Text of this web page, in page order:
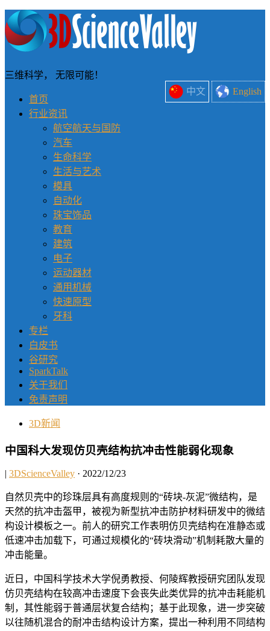
中文 English
三维科学， 无限可能！
首页
行业资讯
航空航天与国防
汽车
生命科学
生活与艺术
模具
自动化
珠宝饰品
教育
建筑
电子
运动器材
通用机械
快速原型
牙科
专栏
白皮书
谷研究
SparkTalk
关于我们
免责声明
3D新闻
中国科大发现仿贝壳结构抗冲击性能弱化现象
| 3DScienceValley · 2022/12/23
自然贝壳中的珍珠层具有高度规则的“砖块-灰泥”微结构，是
天然的抗冲击盔甲，被视为新型抗冲击防护材料研发中的微结
构设计模板之一。前人的研究工作表明仿贝壳结构在准静态或
低速冲击加载下，可通过规模化的“砖块滑动”机制耗散大量的
冲击能量。
近日，中国科学技术大学倪勇教授、何陵辉教授研究团队发现
仿贝壳结构在较高冲击速度下会丧失此类优异的抗冲击耗能机
制，其性能弱于普通层状复合结构；基于此现象，进一步突破
以往随机混合的耐冲击结构设计方案，提出一种利用不同结构